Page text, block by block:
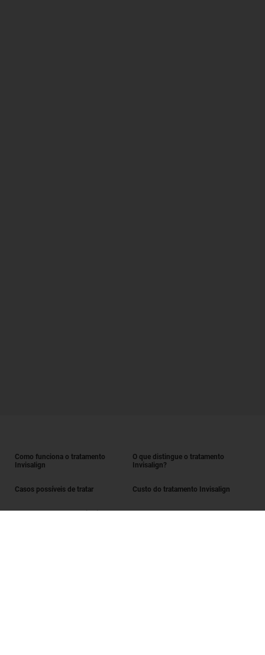
Como funciona o tratamento
Invisalign
O que distingue o tratamento
Invisalign?
Casos possíveis de tratar Custo do tratamento Invisalign
Obter o tratamento Invisalign